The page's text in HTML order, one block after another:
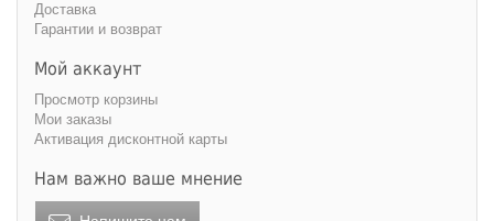
Доставка
Гарантии и возврат
Мой аккаунт
Просмотр корзины
Мои заказы
Активация дисконтной карты
Нам важно ваше мнение